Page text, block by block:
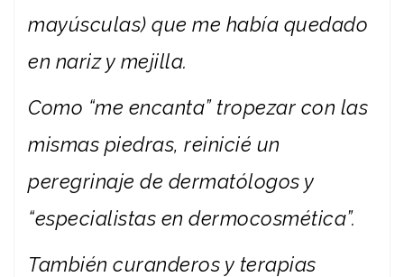
mayúsculas) que me había quedado
en nariz y mejilla.
Como “me encanta” tropezar con las
mismas piedras, reinicié un
peregrinaje de dermatólogos y
“especialistas en dermocosmética”.
También curanderos y terapias